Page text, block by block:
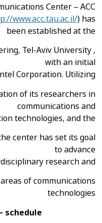
Center – ACC
www.acc.tau.ac.il/) has
been established at the
Tel-Aviv University ,
with an initial
Corporation. Utilizing
of its researchers in
communications and
technologies, and the
center has set its goal
to advance
research and
of communications
technologies
schedule